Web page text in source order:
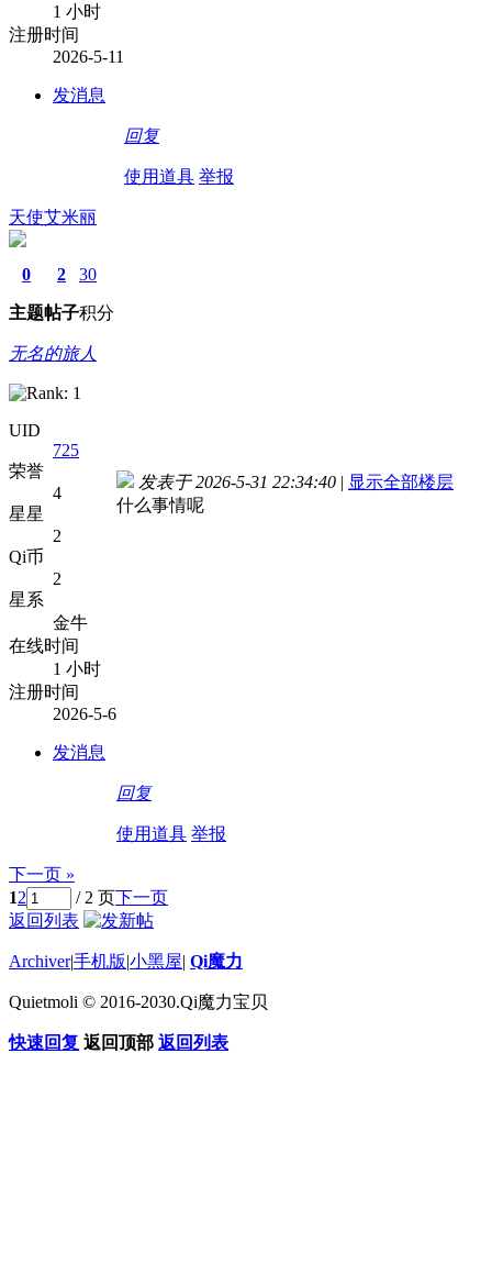
1 小时
注册时间
2026-5-11
发消息
回复
使用道具 举报
天使艾米丽
0
主题
2
帖子
30
积分
无名的旅人
UID
725
荣誉
4
星星
2
Qi币
2
星系
金牛
在线时间
1 小时
注册时间
2026-5-6
发消息
发表于 2026-5-31 22:34:40 | 显示全部楼层
什么事情呢
回复
使用道具 举报
下一页 »
12 / 2 页下一页
返回列表
Archiver|手机版|小黑屋| Qi魔力
Quietmoli © 2016-2030.Qi魔力宝贝
快速回复 返回顶部 返回列表